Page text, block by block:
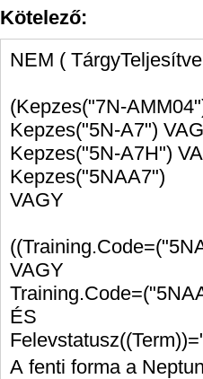
Kötelező:
NEM (
Kepzes("5N-
Kepzes("5N-A7H")
Kepzes("5NAA7")
VAGY
VAGY
ÉS
A fenti forma a